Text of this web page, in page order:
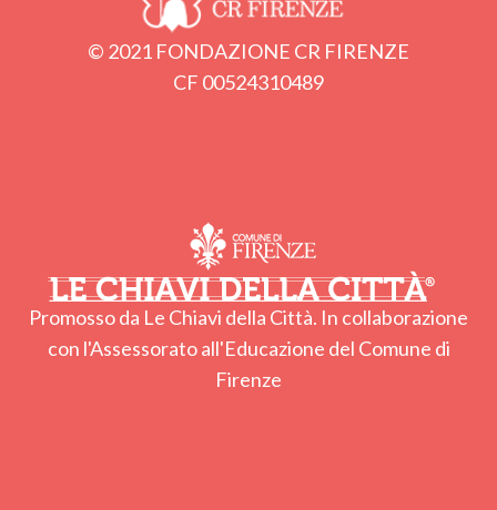
© 2021 FONDAZIONE CR FIRENZE
CF 00524310489
Promosso da Le Chiavi della Città. In collaborazione
con l'Assessorato all'Educazione del Comune di
Firenze